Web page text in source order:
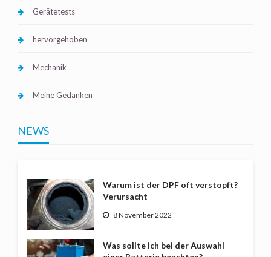
Gerätetests
hervorgehoben
Mechanik
Meine Gedanken
NEWS
Warum ist der DPF oft verstopft?
Verursacht
8 November 2022
Was sollte ich bei der Auswahl